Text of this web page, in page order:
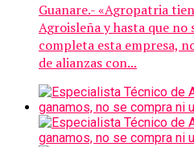
Guanare.- «Agropatria
Agroisleña y hasta que no
completa esta empresa,
de alianzas con...